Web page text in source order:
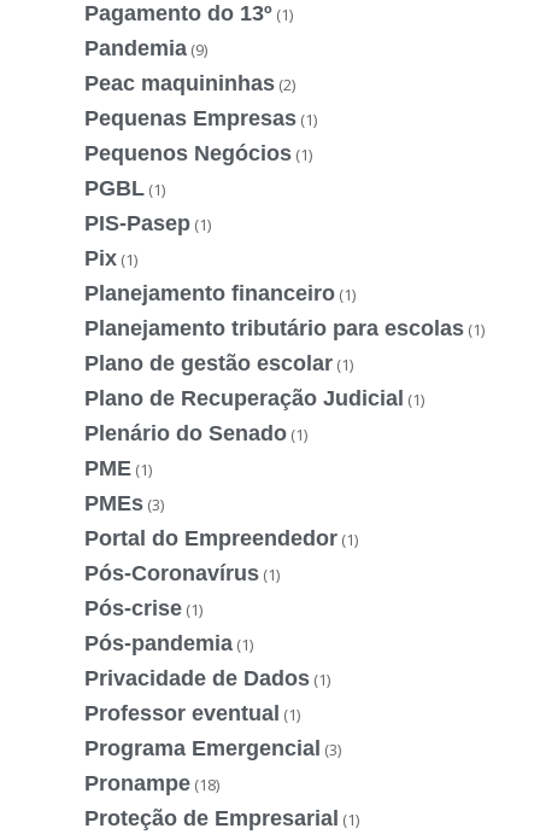
Pagamento do 13º (1)
Pandemia (9)
Peac maquininhas (2)
Pequenas Empresas (1)
Pequenos Negócios (1)
PGBL (1)
PIS-Pasep (1)
Pix (1)
Planejamento financeiro (1)
Planejamento tributário para escolas (1)
Plano de gestão escolar (1)
Plano de Recuperação Judicial (1)
Plenário do Senado (1)
PME (1)
PMEs (3)
Portal do Empreendedor (1)
Pós-Coronavírus (1)
Pós-crise (1)
Pós-pandemia (1)
Privacidade de Dados (1)
Professor eventual (1)
Programa Emergencial (3)
Pronampe (18)
Proteção de Empresarial (1)